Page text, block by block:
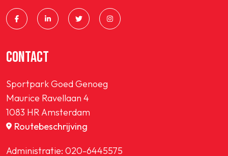
CONTACT
Sportpark Goed Genoeg
Maurice Ravellaan 4
1083 HR Amsterdam
Routebeschrijving
Administratie: 020-6445575